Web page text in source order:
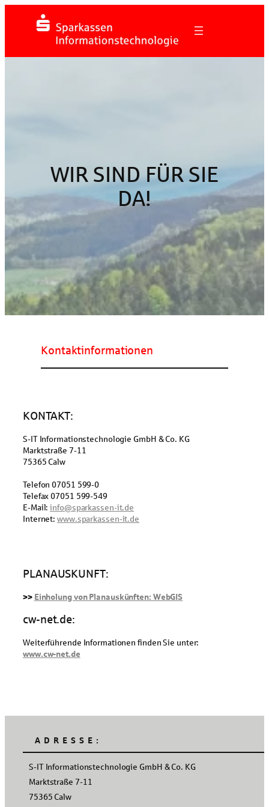
WIR SIND FÜR SIE
DA!
Kontaktinformationen
KONTAKT:
S-IT Informationstechnologie GmbH & Co. KG
Marktstraße 7-11
75365 Calw
Telefon 07051 599-0
Telefax 07051 599-549
E-Mail:info@sparkassen-it.de
Internet:www.sparkassen-it.de
PLANAUSKUNFT:
>> Einholung von Planauskünften: WebGIS
cw-net.de:
Weiterführende Informationen finden Sie unter:
www.cw-net.de
ADRESSE:
S-IT Informationstechnologie GmbH & Co. KG
Marktstraße 7-11
75365 Calw